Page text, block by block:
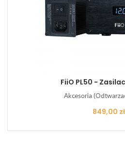
FiiO PL50 -
Akcesoria
Cena
849,00 zł